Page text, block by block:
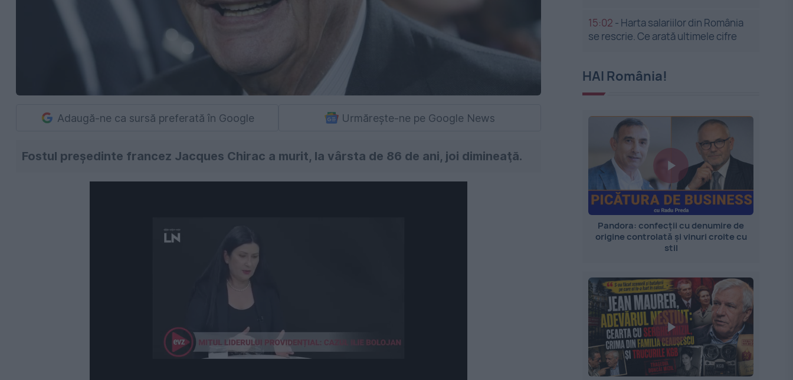
Adaugă-ne ca sursă preferată în Google Urmărește-ne pe Google News
Fostul preşedinte francez Jacques Chirac a murit, la vârsta de 86 de ani, joi dimineaţă.
15:02 - Harta salariilor din România
se rescrie. Ce arată ultimele cifre
HAI România!
Pandora: confecții cu denumire de
origine controlată și vinuri croite cu
stil